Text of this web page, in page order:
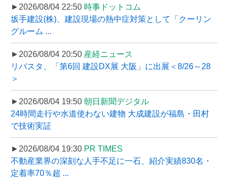
►2026/08/04 22:50 時事ドットコム
坂手建設(株)、建設現場の熱中症対策として「クーリン
グルーム ...
►2026/08/04 20:50 産経ニュース
リバスタ、「第6回 建設DX展 大阪」に出展＜8/26～28
＞
►2026/08/04 19:50 朝日新聞デジタル
24時間走行や水道使わない建物 大成建設が福島・田村
で技術実証
►2026/08/04 19:30 PR TIMES
不動産業界の深刻な人手不足に一石、紹介実績830名・
定着率70％超 ...